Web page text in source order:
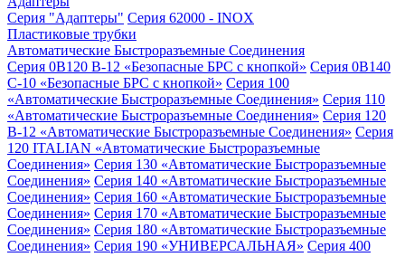
Серия "Адаптеры" Серия 62000 - INOX
Пластиковые трубки
Автоматические Быстроразъемные Соединения
Серия 0B120 B-12 «Безопасные БРС с кнопкой» Серия 0B140
C-10 «Безопасные БРС с кнопкой» Серия 100
«Автоматические Быстроразъемные Соединения» Серия 110
«Автоматические Быстроразъемные Соединения» Серия 120
B-12 «Автоматические Быстроразъемные Соединения» Серия
120 ITALIAN «Автоматические Быстроразъемные
Соединения» Серия 130 «Автоматические Быстроразъемные
Соединения» Серия 140 «Автоматические Быстроразъемные
Соединения» Серия 160 «Автоматические Быстроразъемные
Соединения» Серия 170 «Автоматические Быстроразъемные
Соединения» Серия 180 «Автоматические Быстроразъемные
Соединения» Серия 190 «УНИВЕРСАЛЬНАЯ» Серия 400